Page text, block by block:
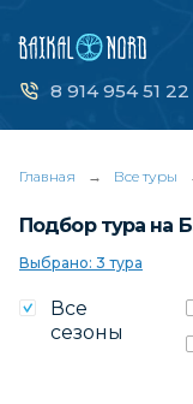
8 914 954 51 22
Главная → Все туры
Подбор тура на
Выбрано: 3 тура
Все
сезоны